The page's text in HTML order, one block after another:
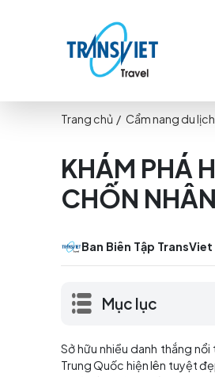
KHÁM
CHỐN
Mục lục